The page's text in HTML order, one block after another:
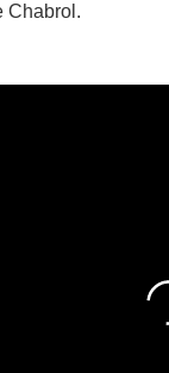
Chabrol.